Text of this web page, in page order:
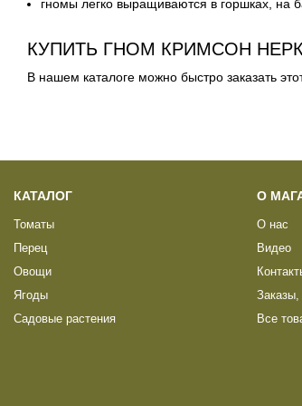
гномы легко выращиваются в горшках , на
КУПИТЬ ГНОМ КРИМСОН
В нашем каталоге можно быстро заказать
КАТАЛОГ
Томаты
Перец
Овощи
Ягоды
Садовые растения
О
О нас
Видео
Все